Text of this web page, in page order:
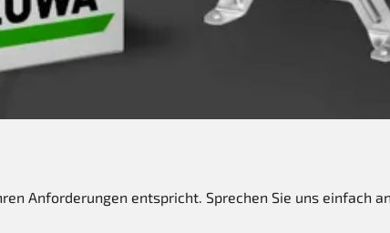
Anforderungen entspricht. Sprechen Sie uns einfach